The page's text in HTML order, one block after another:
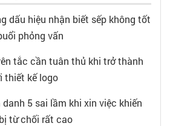
dấu hiệu nhận biết sếp không tốt
phỏng vấn
tắc cần tuân thủ khi trở thành
thiết kế logo
5 sai lầm khi xin việc khiến
từ chối rất cao